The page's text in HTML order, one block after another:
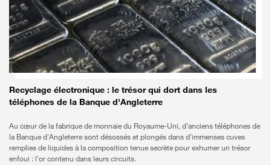
Recyclage électronique : le trésor qui dort dans les
téléphones de la Banque d'Angleterre
Au cœur de la fabrique de monnaie du Royaume-Uni, d'anciens téléphones de
la Banque d'Angleterre sont désossés et plongés dans d'immenses cuves
remplies de liquides à la composition tenue secrète pour exhumer un trésor
enfoui : l'or contenu dans leurs circuits.